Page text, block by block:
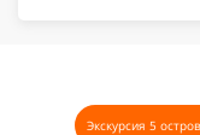
Экскурсия 5